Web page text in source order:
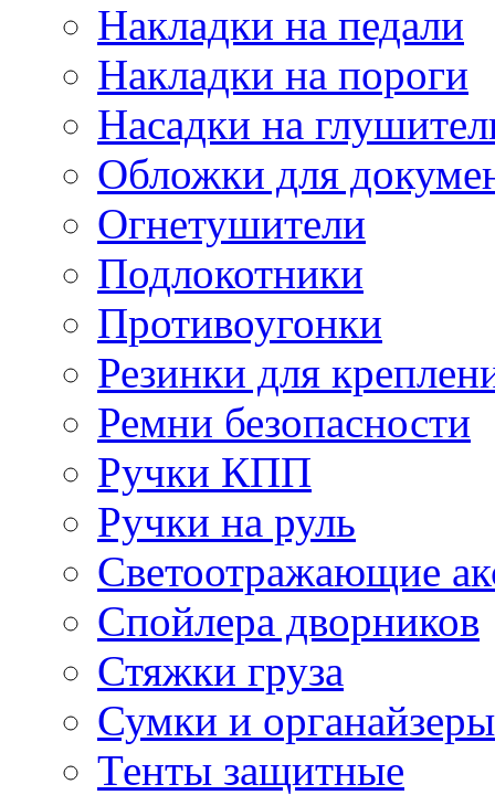
Накладки на педали
Накладки на пороги
Насадки на
Обложки для
Огнетушители
Подлокотники
Противоугонки
Резинки для
Ремни безопасности
Ручки КПП
Ручки на руль
Светоотражающие
Спойлера дворников
Стяжки груза
Сумки и органайзеры
Тенты защитные